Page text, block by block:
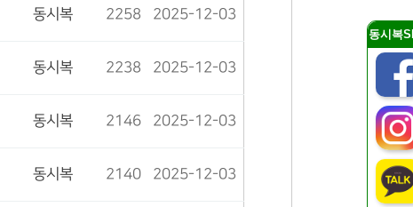
동시복 2258 2025-12-03
동시복 2238 2025-12-03
동시복 2146 2025-12-03
동시복 2140 2025-12-03
동시복